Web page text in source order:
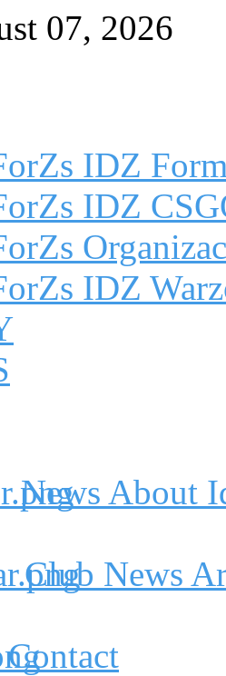
07, 2026
IDZ
IDZ
IDZ
News About
Club News
Contact